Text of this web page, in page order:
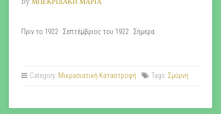
Πριν το 1922 Σεπτέμβριος του 1922 Σήμερα
Category: Μικρασιατική Καταστροφή Tags: Σμύρνη